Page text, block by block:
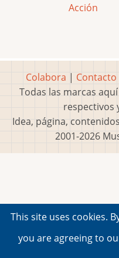
Acción
Colabora | Contacto
Todas las marcas
respectivos
Idea, página,
2001-2026
This site uses cookies.
you are agreeing to